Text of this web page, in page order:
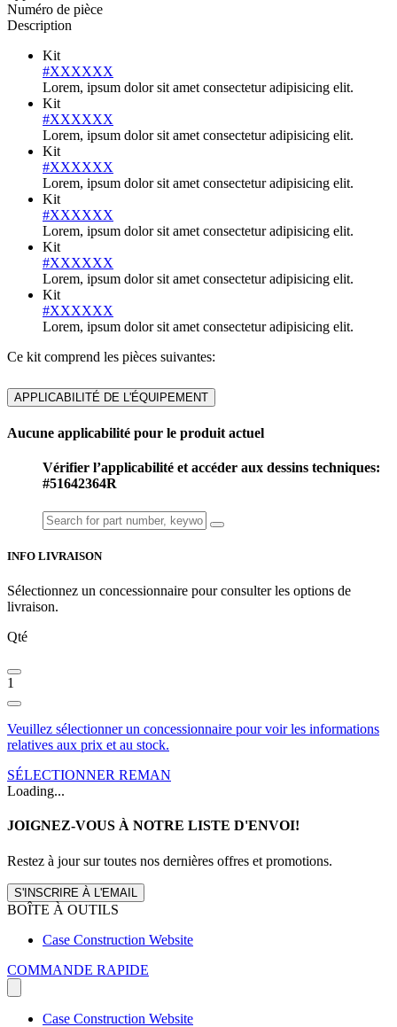
Numéro de pièce
Description
Kit
#XXXXXX
Lorem, ipsum dolor sit amet consectetur adipisicing elit.
Kit
#XXXXXX
Lorem, ipsum dolor sit amet consectetur adipisicing elit.
Kit
#XXXXXX
Lorem, ipsum dolor sit amet consectetur adipisicing elit.
Kit
#XXXXXX
Lorem, ipsum dolor sit amet consectetur adipisicing elit.
Kit
#XXXXXX
Lorem, ipsum dolor sit amet consectetur adipisicing elit.
Kit
#XXXXXX
Lorem, ipsum dolor sit amet consectetur adipisicing elit.
Ce kit comprend les pièces suivantes:
APPLICABILITÉ DE L'ÉQUIPEMENT
Aucune applicabilité pour le produit actuel
Vérifier l’applicabilité et accéder aux dessins techniques:
#51642364R
INFO LIVRAISON
Sélectionnez un concessionnaire pour consulter les options de
livraison.
Qté
1
Veuillez sélectionner un concessionnaire pour voir les informations
relatives aux prix et au stock.
SÉLECTIONNER REMAN
Loading...
JOIGNEZ-VOUS À NOTRE LISTE D'ENVOI!
Restez à jour sur toutes nos dernières offres et promotions.
S'INSCRIRE À L'EMAIL
BOÎTE À OUTILS
Case Construction Website
COMMANDE RAPIDE
Case Construction Website